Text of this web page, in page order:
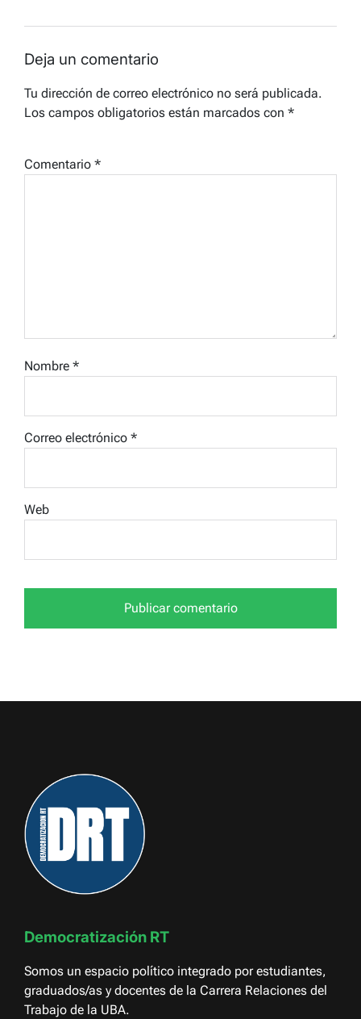
Deja un comentario
Tu dirección de correo electrónico no será publicada.
Los campos obligatorios están marcados con *
Comentario *
Nombre *
Correo electrónico *
Web
Democratización RT
Somos un espacio político integrado por estudiantes,
graduados/as y docentes de la Carrera Relaciones del
Trabajo de la UBA.